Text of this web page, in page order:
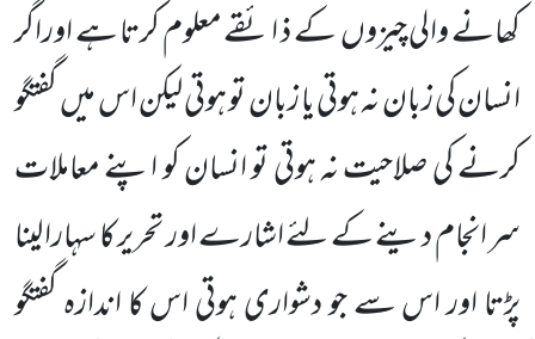
کھانے والی چیزوںکے ذ ائقے معلوم کرتا ہے اوراگر
انسان کی زبان نہ ہوتی یا زبان تو ہوتی لیکن اس میںگفتگو
کرنے کی صلاحیت نہ ہوتی تو انسان کو اپنے معاملات
سر انجام دینے کے لئے اشارے اور تحریر کا سہارا لینا
پڑتا اور اس سے جو دشواری ہوتی اس کا اندازہ گفتگو